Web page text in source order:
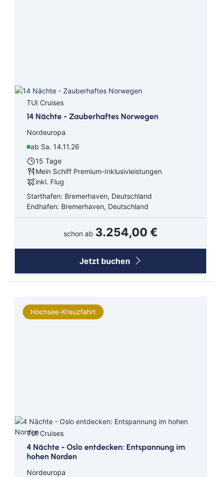
TUI Cruises
14 Nächte - Zauberhaftes Norwegen
Nordeuropa
ab Sa. 14.11.26
15 Tage
Mein Schiff Premium-Inklusivleistungen
inkl. Flug
Starthafen: Bremerhaven, Deutschland
Endhafen: Bremerhaven, Deutschland
schon ab 3.254,00 €
Jetzt buchen
Hochsee-Kreuzfahrt
TUI Cruises
4 Nächte - Oslo entdecken: Entspannung im
hohen Norden
Nordeuropa